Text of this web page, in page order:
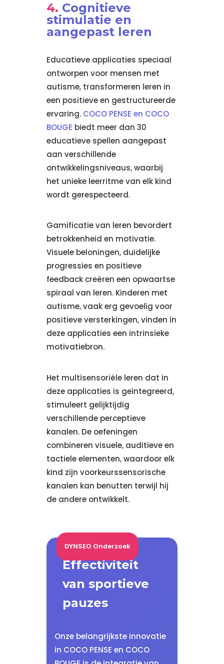
Cognitieve
stimulatie en
aangepast leren
Educatieve applicaties speciaal
ontworpen voor mensen met
autisme, transformeren leren in
een positieve en gestructureerde
ervaring. COCO PENSE en COCO
BOUGE biedt meer dan 30
educatieve spellen aangepast
aan verschillende
ontwikkelingsniveaus, waarbij
het unieke leerritme van elk kind
wordt gerespecteerd.
Gamificatie van leren bevordert
betrokkenheid en motivatie.
Visuele beloningen, duidelijke
progressies en positieve
feedback creëren een opwaartse
spiraal van leren. Kinderen met
autisme, vaak erg gevoelig voor
positieve versterkingen, vinden in
deze applicaties een intrinsieke
motivatiebron.
Het multisensoriële leren dat in
deze applicaties is geïntegreerd,
stimuleert gelijktijdig
verschillende perceptieve
kanalen. De oefeningen
combineren visuele, auditieve en
tactiele elementen, waardoor elk
kind zijn voorkeurssensorische
kanalen kan benutten terwijl hij
de andere ontwikkelt.
DYNSEO Onderzoek
Effectiviteit
van sportieve
pauzes
Onze belangrijkste innovatie
in COCO PENSE en COCO